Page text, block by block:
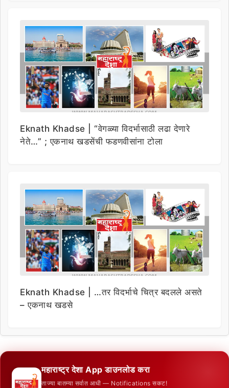
Eknath Khadse | “वेगळ्या विदर्भासाठी लढा देणारे
नेते…” ; एकनाथ खडसेंची फडणवीसांना टोला
Eknath Khadse | …तर विदर्भाचे चित्र बदलले असते
– एकनाथ खडसे
महाराष्ट्र देशा App डाउनलोड करा
ताज्या बातम्या सर्वात आधी — Notifications सकट!